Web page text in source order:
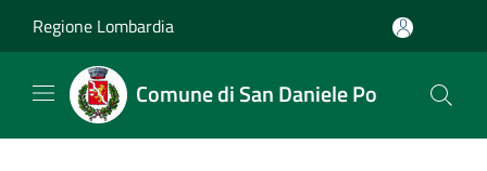
Regione Lombardia
Comune di San Daniele Po